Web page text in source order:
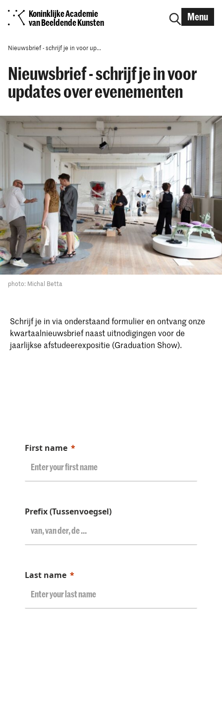
Koninklijke Academie
van Beeldende Kunsten
Menu
Nieuwsbrief - schrijf je in voor up...
Nieuwsbrief - schrijf je in voor
updates over evenementen
photo: Michal Betta
Schrijf je in via onderstaand formulier en ontvang onze
kwartaalnieuwsbrief naast uitnodigingen voor de
jaarlijkse afstudeerexpositie (Graduation Show).
First name
Prefix (Tussenvoegsel)
Last name